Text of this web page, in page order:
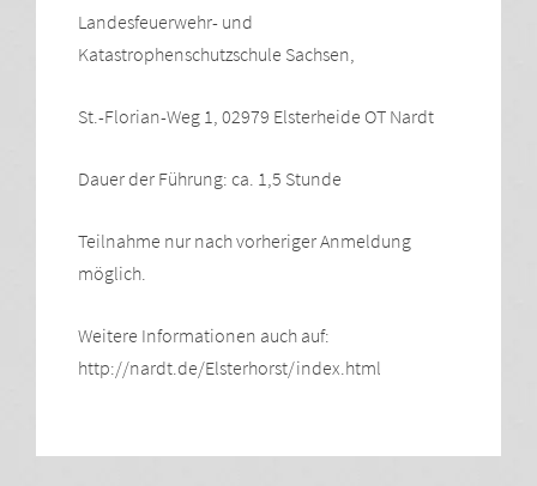
Landesfeuerwehr- und
Katastrophenschutzschule Sachsen,
St.-Florian-Weg 1, 02979 Elsterheide OT Nardt
Dauer der Führung: ca. 1,5 Stunde
Teilnahme nur nach vorheriger Anmeldung
möglich.
Weitere Informationen auch auf:
http://nardt.de/Elsterhorst/index.html